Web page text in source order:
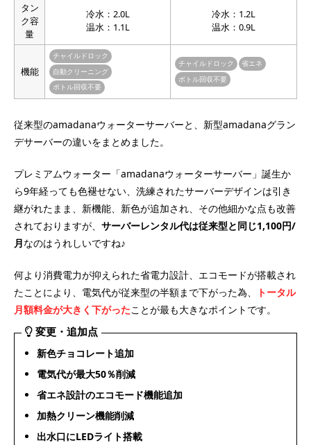
タン
ク容
量
冷水：2.0L
温水：1.1L
冷水：1.2L
温水：0.9L
機能
チャイルドロック
自動クリーニング
ボトル回収不要
チャイルドロック
省エネ
ボトル回収不要
従来型のamadanaウォーターサーバーと、新型amadanaグラン
デサーバーの違いをまとめました。
プレミアムウォーター「amadanaウォーターサーバー」誕生か
ら9年経っても色褪せない、洗練されたサーバーデザインは引き
継がれたまま、新機能、新色が追加され、その他細かな点も改善
されておりますが、 サーバーレンタル代は従来型と同じ1,100円/
月なのはうれしいですね♪
何より消費電力が抑えられた省電力設計、エコモードが搭載され
たことにより、電気代が従来型の半額まで下がった為、
トータル
月額料金が大きく下がったことが最も大きなポイントです。
変更・追加点
新色チョコレート追加
電気代が最大50％削減
省エネ設計のエコモード機能追加
加熱クリーン機能削減
出水口にLEDライト搭載